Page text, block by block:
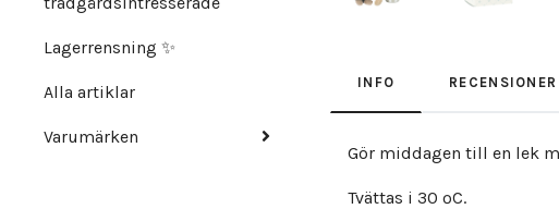
Lagerrensning ✨
Alla artiklar
Varumärken
INFO RECENSIONER
Gör middagen till en lek
Tvättas i 30 ºC.